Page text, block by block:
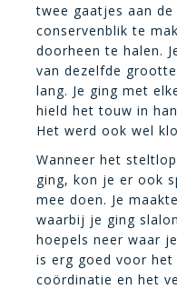
twee gaatjes aan
conservenblik te
doorheen te halen.
van dezelfde
lang. Je ging met
hield het touw in
Het werd ook wel
Wanneer het
ging, kon je er ook
mee doen. Je
waarbij je ging
hoepels neer waar
is erg goed voor het
coördinatie en het